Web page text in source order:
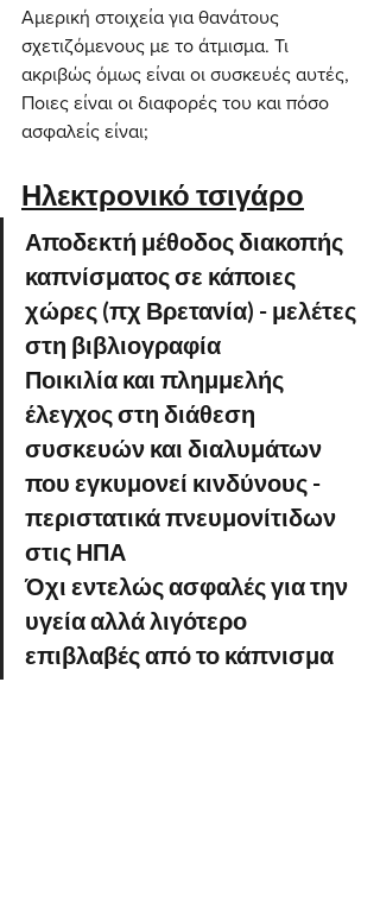
Αμερική στοιχεία για θανάτους
σχετιζόμενους με το άτμισμα. Τι
ακριβώς όμως είναι οι συσκευές αυτές,
Ποιες είναι οι διαφορές του και πόσο
ασφαλείς είναι;
Ηλεκτρονικό τσιγάρο
Αποδεκτή μέθοδος διακοπής
καπνίσματος σε κάποιες
χώρες (πχ Βρετανία) - μελέτες
στη βιβλιογραφία
Ποικιλία και πλημμελής
έλεγχος στη διάθεση
συσκευών και διαλυμάτων
που εγκυμονεί κινδύνους -
περιστατικά πνευμονίτιδων
στις ΗΠΑ
Όχι εντελώς ασφαλές για την
υγεία αλλά λιγότερο
επιβλαβές από το κάπνισμα